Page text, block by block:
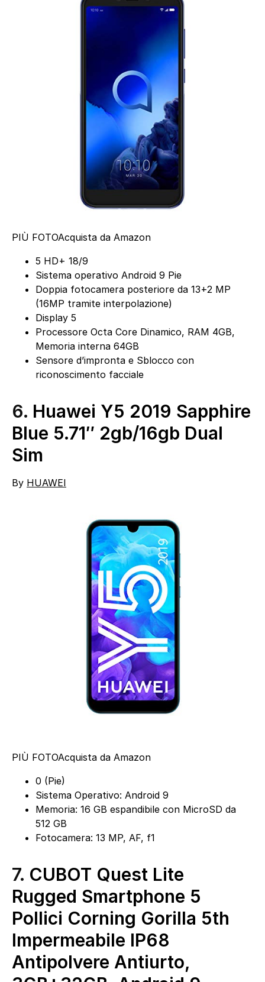
PIÙ FOTOAcquista da Amazon
5 HD+ 18/9
Sistema operativo Android 9 Pie
Doppia fotocamera posteriore da 13+2 MP
(16MP tramite interpolazione)
Display 5
Processore Octa Core Dinamico, RAM 4GB,
Memoria interna 64GB
Sensore d’impronta e Sblocco con
riconoscimento facciale
6. Huawei Y5 2019 Sapphire
Blue 5.71″ 2gb/16gb Dual
Sim
By HUAWEI
PIÙ FOTOAcquista da Amazon
0 (Pie)
Sistema Operativo: Android 9
Memoria: 16 GB espandibile con MicroSD da
512 GB
Fotocamera: 13 MP, AF, f1
7. CUBOT Quest Lite
Rugged Smartphone 5
Pollici Corning Gorilla 5th
Impermeabile IP68
Antipolvere Antiurto,